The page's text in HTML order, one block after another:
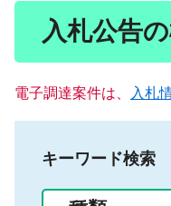
入札公告
電子調達案件は、 入札
キーワード検索